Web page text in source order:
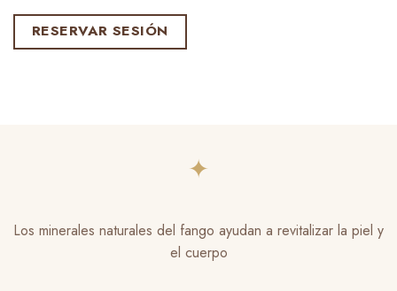
RESERVAR SESIÓN
✦
Los minerales naturales del fango ayudan a revitalizar la piel y
el cuerpo